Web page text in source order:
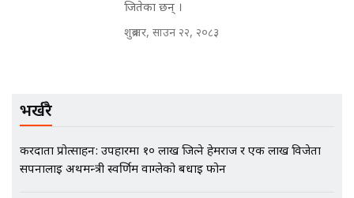
EXCLUSIVE - भिजिट भिसामा सेटिङको
गोप्य अडियो र म्यासेज, गृह मन्त्रालय
जितेका छन् ।
शुक्रबार, साउन २२, २०८३
भर्खरै
करदाता प्रोत्साहन: उपहारमा १० लाख जित्ने हेमराज र एक लाख विजेता
सपनालाई अर्थमन्त्री स्वर्णिम वाग्लेको बधाई फोन